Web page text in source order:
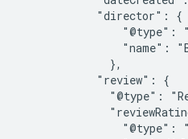
            "director": {
"@type":
"name":
              },
            "review": {
"@type":
"@type":